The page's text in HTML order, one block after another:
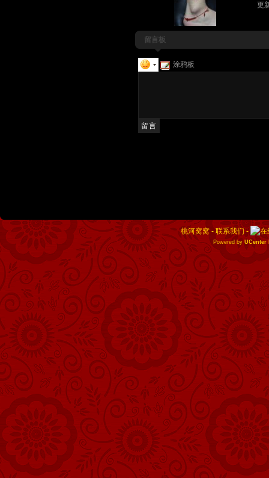
更
留言板
涂鸦板
桃河窝窝 -联系我们-
Powered by UCenter